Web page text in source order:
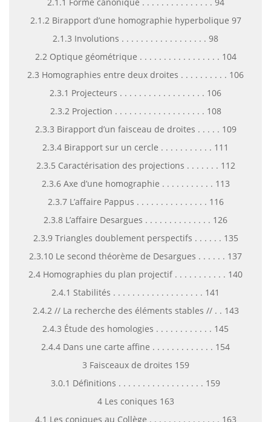
2.1.2 Birapport d’une homographie hyperbolique 97
2.1.3 Involutions . . . . . . . . . . . . . . . . . . 98
2.2 Optique géométrique . . . . . . . . . . . . . . . . . 104
2.3 Homographies entre deux droites . . . . . . . . . . 106
2.3.1 Projecteurs . . . . . . . . . . . . . . . . . . 106
2.3.2 Projection . . . . . . . . . . . . . . . . . . . 108
2.3.3 Birapport d’un faisceau de droites . . . . . 109
2.3.4 Birapport sur un cercle . . . . . . . . . . . 111
2.3.5 Caractérisation des projections . . . . . . . 112
2.3.6 Axe d’une homographie . . . . . . . . . . . 113
2.3.7 L’affaire Pappus . . . . . . . . . . . . . . . 116
2.3.8 L’affaire Desargues . . . . . . . . . . . . . . 126
2.3.9 Triangles doublement perspectifs . . . . . . 135
2.3.10 Le second théorème de Desargues . . . . . . 137
2.4 Homographies du plan projectif . . . . . . . . . . . 140
2.4.1 Stabilités . . . . . . . . . . . . . . . . . . . 141
2.4.2 // La recherche des éléments stables // . . 143
2.4.3 Étude des homologies . . . . . . . . . . . . 145
2.4.4 Dans une carte affine . . . . . . . . . . . . . 154
3 Faisceaux de droites 159
3.0.1 Définitions . . . . . . . . . . . . . . . . . . 159
4 Les coniques 163
4.1 Les coniques au Collège . . . . . . . . . . . . . . . 163